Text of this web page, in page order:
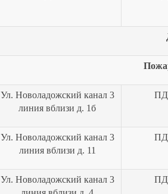
Ул. Новоладожский канал 3
линия вблизи д. 1б
ПД
Ул. Новоладожский канал 3
линия вблизи д. 11
ПД
Ул. Новоладожский канал 3
ПД